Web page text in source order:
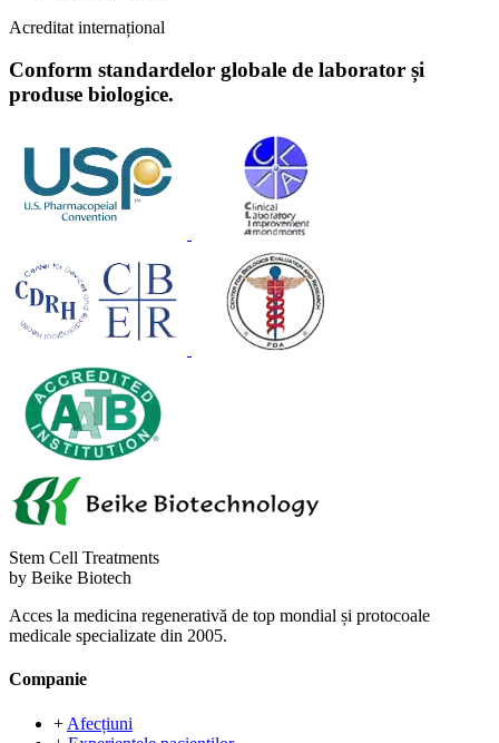
Acreditat internațional
Conform standardelor globale de laborator și
produse biologice.
Stem Cell Treatments
by Beike Biotech
Acces la medicina regenerativă de top mondial și protocoale
medicale specializate din 2005.
Companie
+ Afecțiuni